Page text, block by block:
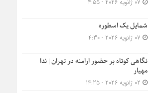
شمایل یک اسطوره
نگاهی کوتاه بر حضور ارامنه در تهران | ندا
مهیار